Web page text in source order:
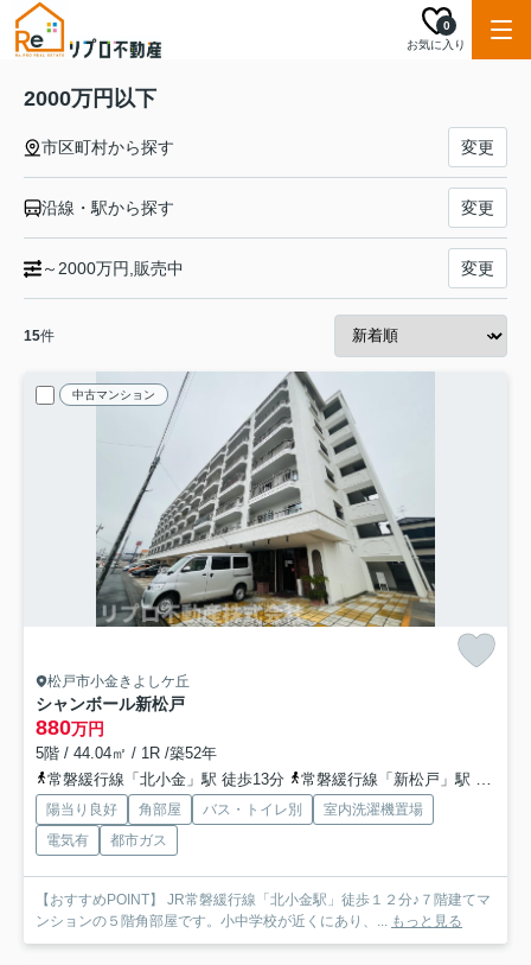
お気に入り
0
2000万円以下
市区町村から探す 変更
沿線・駅から探す 変更
～2000万円,販売中 変更
15件
中古マンション
松戸市小金きよしケ丘
シャンボール新松戸
880万円
5階 / 44.04㎡ / 1R /築52年
常磐緩行線「北小金」駅 徒歩13分
常磐緩行線「新松戸」駅 徒歩24分
陽当り良好 角部屋 バス・トイレ別
室内洗濯機置場
電気有
都市ガス
【おすすめPOINT】 JR常磐緩行線「北小金駅」徒歩１２分♪７階建てマ
ンションの５階角部屋です。小中学校が近くにあり、... もっと見る